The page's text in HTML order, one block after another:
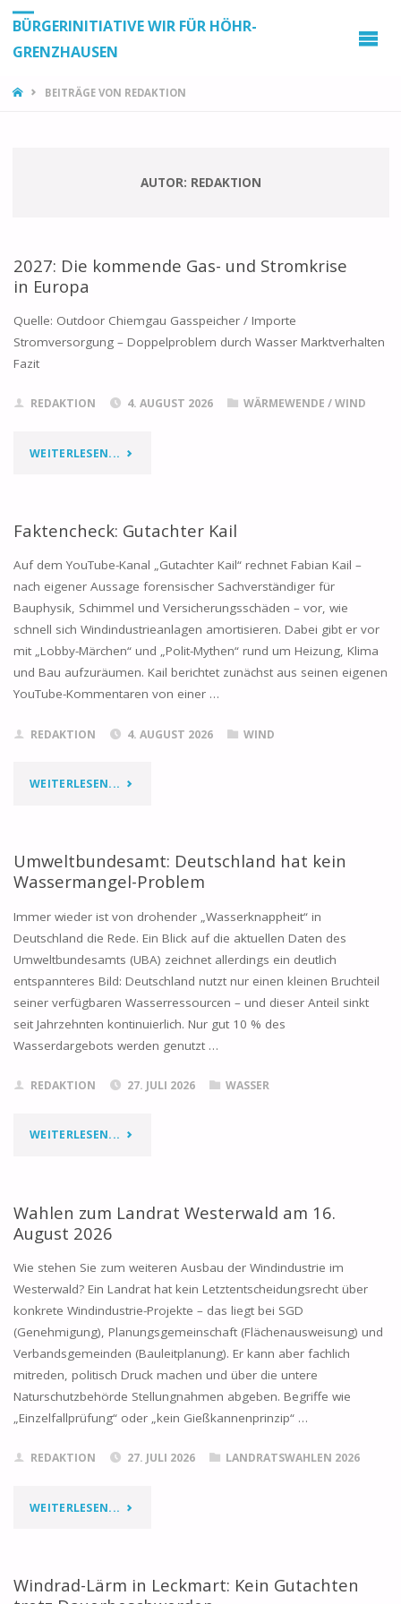
BÜRGERINITIATIVE WIR FÜR HÖHR-
GRENZHAUSEN
STARTBEITRÄGE VON REDAKTION
AUTOR: REDAKTION
2027: Die kommende Gas- und Stromkrise
in Europa
Quelle: Outdoor Chiemgau Gasspeicher / Importe
Stromversorgung – Doppelproblem durch Wasser Marktverhalten
Fazit
REDAKTION 4. AUGUST 2026 WÄRMEWENDE /WIND
WEITERLESEN... "2027:
KOMMENDE
GAS-
UND
STROMKRISE
EUROPA"
Faktencheck: Gutachter Kail
Auf dem YouTube-Kanal „Gutachter Kail“ rechnet Fabian Kail –
nach eigener Aussage forensischer Sachverständiger für
Bauphysik, Schimmel und Versicherungsschäden – vor, wie
schnell sich Windindustrieanlagen amortisieren. Dabei gibt er vor
mit „Lobby-Märchen“ und „Polit-Mythen“ rund um Heizung, Klima
und Bau aufzuräumen. Kail berichtet zunächst aus seinen eigenen
YouTube-Kommentaren von einer …
REDAKTION 4. AUGUST 2026 WIND
WEITERLESEN... "FAKTENCHECK:
Umweltbundesamt: Deutschland hat kein
Wassermangel-Problem
Immer wieder ist von drohender „Wasserknappheit“ in
Deutschland die Rede. Ein Blick auf die aktuellen Daten des
Umweltbundesamts (UBA) zeichnet allerdings ein deutlich
entspannteres Bild: Deutschland nutzt nur einen kleinen Bruchteil
seiner verfügbaren Wasserressourcen – und dieser Anteil sinkt
seit Jahrzehnten kontinuierlich. Nur gut 10 % des
Wasserdargebots werden genutzt …
REDAKTION 27. JULI 2026 WASSER
WEITERLESEN... "UMWELTBUNDESAMT:
HAT
WASSERMANGEL-
PROBLEM"
Wahlen zum Landrat Westerwald am 16.
August 2026
Wie stehen Sie zum weiteren Ausbau der Windindustrie im
Westerwald? Ein Landrat hat kein Letztentscheidungsrecht über
konkrete Windindustrie-Projekte – das liegt bei SGD
(Genehmigung), Planungsgemeinschaft (Flächenausweisung) und
Verbandsgemeinden (Bauleitplanung). Er kann aber fachlich
mitreden, politisch Druck machen und über die untere
Naturschutzbehörde Stellungnahmen abgeben. Begriffe wie
„Einzelfallprüfung“ oder „kein Gießkannenprinzip“ …
REDAKTION 27. JULI 2026 LANDRATSWAHLEN 2026
WEITERLESEN... "WAHLEN
LANDRAT
Windrad-Lärm in Leckmart: Kein Gutachten